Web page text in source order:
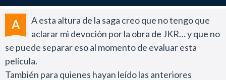
A
A esta altura de la saga creo que no tengo que
aclarar mi devoción por la obra de JKR… y que no
se puede separar eso al momento de evaluar esta
película.
También para quienes hayan leído las anteriores